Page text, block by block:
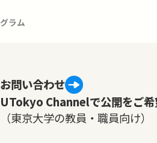
ラム
お問い合わせ
UTokyo Channelで公開をご希
（東京大学の教員・職員向け）